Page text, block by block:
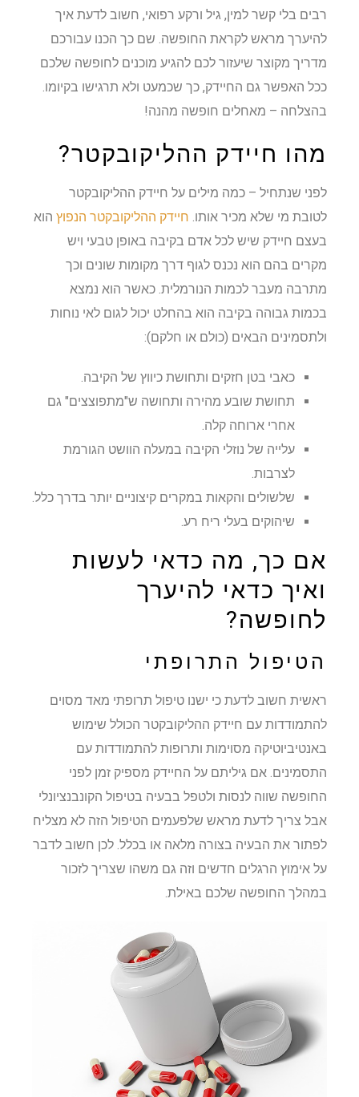
רבים בלי קשר למין, גיל ורקע רפואי, חשוב לדעת איך
להיערך מראש לקראת החופשה. שם כך הכנו עבורכם
מדריך מקוצר שיעזור לכם להגיע מוכנים לחופשה שלכם
ככל האפשר גם החיידק, כך שכמעט ולא תרגישו בקיומו.
בהצלחה – מאחלים חופשה מהנה!
מהו חיידק ההליקובקטר?
לפני שנתחיל – כמה מילים על חיידק ההליקובקטר
לטובת מי שלא מכיר אותו.חיידק ההליקובקטר הנפוץהוא
בעצם חיידק שיש לכל אדם בקיבה באופן טבעי ויש
מקרים בהם הוא נכנס לגוף דרך מקומות שונים וכך
מתרבה מעבר לכמות הנורמלית. כאשר הוא נמצא
בכמות גבוהה בקיבה הוא בהחלט יכול לגום לאי נוחות
ולתסמינים הבאים (כולם או חלקם):
כאבי בטן חזקים ותחושת כיווץ של הקיבה.
תחושת שובע מהירה ותחושה ש"מתפוצצים" גם
אחרי ארוחה קלה.
עלייה של נוזלי הקיבה במעלה הוושט הגורמת
לצרבות.
שלשולים והקאות במקרים קיצוניים יותר בדרך כלל.
שיהוקים בעלי ריח רע.
אם כך, מה כדאי לעשות
ואיך כדאי להיערך
לחופשה?
הטיפול התרופתי
ראשית חשוב לדעת כי ישנו טיפול תרופתי מאד מסוים
להתמודדות עם חיידק ההליקובקטר הכולל שימוש
באנטיביוטיקה מסוימות ותרופות להתמודדות עם
התסמינים. אם גיליתם על החיידק מספיק זמן לפני
החופשה שווה לנסות ולטפל בבעיה בטיפול הקונבנציונלי
אבל צריך לדעת מראש שלפעמים הטיפול הזה לא מצליח
לפתור את הבעיה בצורה מלאה או בכלל. לכן חשוב לדבר
על אימוץ הרגלים חדשים וזה גם משהו שצריך לזכור
במהלך החופשה שלכם באילת.